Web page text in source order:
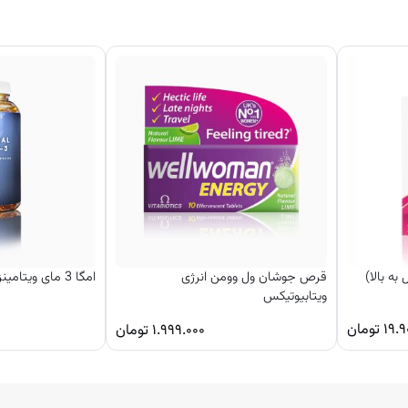
که به علت فواید بی‌شمار آن برای سلامت بدن، به‌ویژه سلامت مغز،
تومان
قرص جوشان ول وومن انرژی
ویتابیوتیکس
۱.۹۹۹.۰۰۰ تومان
امگا 3 مای ویتامینز ۲۵۰ عددی